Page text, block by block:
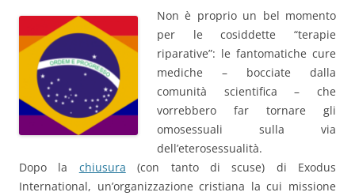
Non è proprio un bel momento
per le cosiddette “terapie
riparative”: le fantomatiche cure
mediche – bocciate dalla
comunità scientifica – che
vorrebbero far tornare gli
omosessuali sulla via
dell’eterosessualità.
Dopo la chiusura (con tanto di scuse) di Exodus
International, un’organizzazione cristiana la cui missione